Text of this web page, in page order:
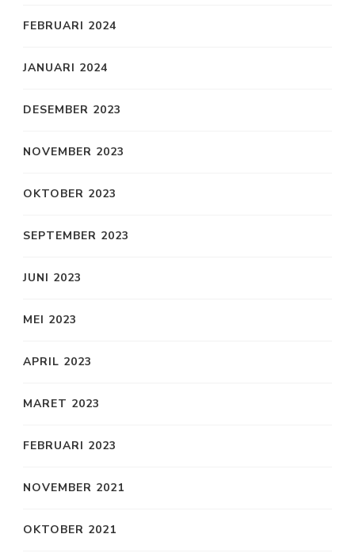
FEBRUARI 2024
JANUARI 2024
DESEMBER 2023
NOVEMBER 2023
OKTOBER 2023
SEPTEMBER 2023
JUNI 2023
MEI 2023
APRIL 2023
MARET 2023
FEBRUARI 2023
NOVEMBER 2021
OKTOBER 2021